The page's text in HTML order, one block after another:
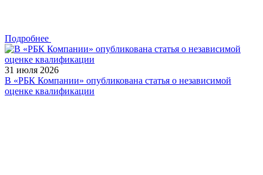
Подробнее
31 июля 2026
В «РБК Компании» опубликована статья о независимой
оценке квалификации